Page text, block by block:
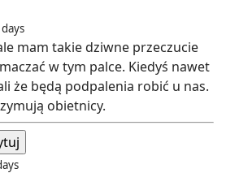
mam takie dziwne przeczucie
w tym palce. Kiedyś nawet
że będą podpalenia robić u nas.
obietnicy.